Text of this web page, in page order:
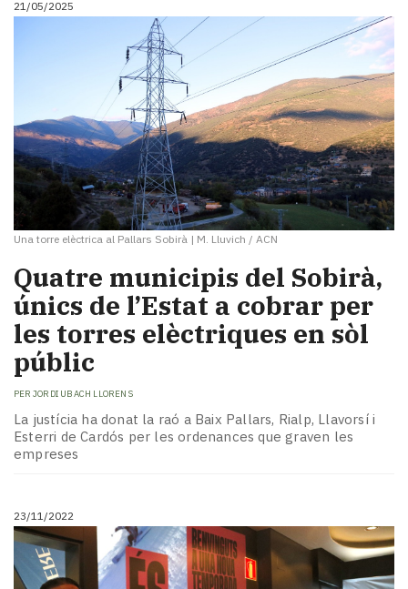
i
tant!
TV
i
mitjans
El
Reportatges
Entrevistes
Enquestes
A
escena!
Dis
la
teva!
Subscriptors
La
newsletter
Contingut
patrocinat
Lo
més
21/05/2025
Una torre elèctrica al Pallars Sobirà | M. Lluvich / ACN
Quatre municipis del Sobirà,
únics de l’Estat a cobrar per
les torres elèctriques en sòl
públic
PER JORDI UBACH LLORENS
La justícia ha donat la raó a Baix Pallars, Rialp, Llavorsí i
Esterri de Cardós per les ordenances que graven les
empreses
23/11/2022